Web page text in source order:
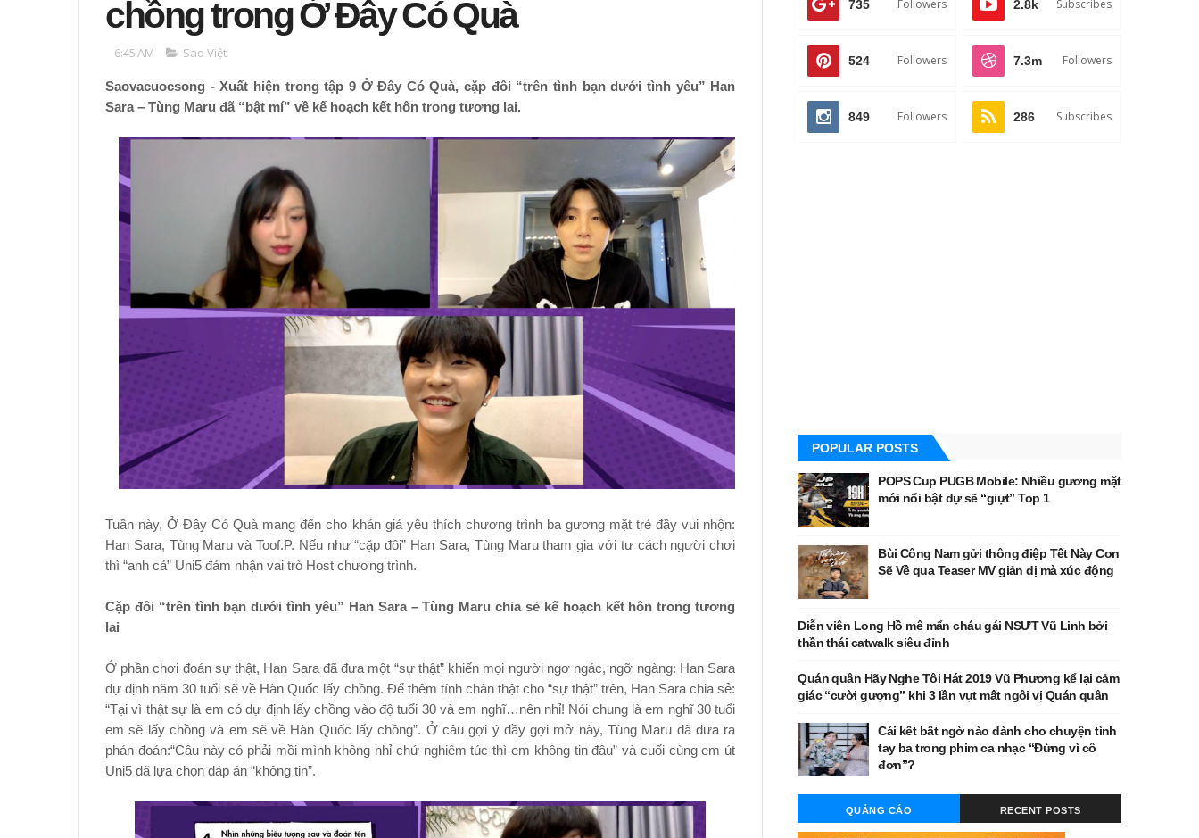
chồng trong Ở Đây Có Quà
6:45 AM Sao Việt
Saovacuocsong - Xuất hiện trong tập 9 Ở Đây Có Quà, cặp đôi “trên tình bạn dưới tình yêu” Han
Sara – Tùng Maru đã “bật mí” về kế hoạch kết hôn trong tương lai.
Tuần này, Ở Đây Có Quà mang đến cho khán giả yêu thích chương trình ba gương mặt trẻ đầy vui nhộn:
Han Sara, Tùng Maru và Toof.P. Nếu như “cặp đôi” Han Sara, Tùng Maru tham gia với tư cách người chơi
thì “anh cả” Uni5 đảm nhận vai trò Host chương trình.
Cặp đôi “trên tình bạn dưới tình yêu” Han Sara – Tùng Maru chia sẻ kế hoạch kết hôn trong tương
lai
Ở phần chơi đoán sự thật, Han Sara đã đưa một “sự thật” khiến mọi người ngơ ngác, ngỡ ngàng: Han Sara
dự định năm 30 tuổi sẽ về Hàn Quốc lấy chồng. Để thêm tính chân thật cho “sự thật” trên, Han Sara chia sẻ:
“Tại vì thật sự là em có dự định lấy chồng vào độ tuổi 30 và em nghĩ…nên nhỉ! Nói chung là em nghĩ 30 tuổi
em sẽ lấy chồng và em sẽ về Hàn Quốc lấy chồng”. Ở câu gợi ý đầy gợi mở này, Tùng Maru đã đưa ra
phán đoán:“Câu này có phải mồi mình không nhỉ chứ nghiêm túc thì em không tin đâu” và cuối cùng em út
Uni5 đã lựa chọn đáp án “không tin”.
735 Followers 2.8k Subscribes
524 Followers 7.3m Followers
849 Followers 286 Subscribes
POPULAR POSTS
POPS Cup PUGB Mobile: Nhiều gương mặt
mới nổi bật dự sẽ “giựt” Top 1
Bùi Công Nam gửi thông điệp Tết Này Con
Sẽ Về qua Teaser MV giản dị mà xúc động
Diễn viên Long Hồ mê mẩn cháu gái NSƯT Vũ Linh bởi
thần thái catwalk siêu đỉnh
Quán quân Hãy Nghe Tôi Hát 2019 Vũ Phương kể lại cảm
giác “cười gượng” khi 3 lần vụt mất ngôi vị Quán quân
Cái kết bất ngờ nào dành cho chuyện tình
tay ba trong phim ca nhạc “Đừng vì cô
đơn”?
QUẢNG CÁO RECENT POSTS